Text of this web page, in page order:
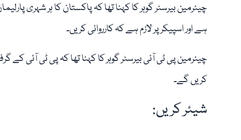
چیئرمین بیرسٹر گوہر کا کہنا تھا کہ پاکستان کا ہر شہری
ہے اور اسپیکر پر لازم ہے کہ کارروائی کریں۔
چیئرمین پی ٹی آئی بیرسٹر گوہر کا کہنا تھا کہ پی ٹی آئی
کریں گے۔
شیئر کریں: